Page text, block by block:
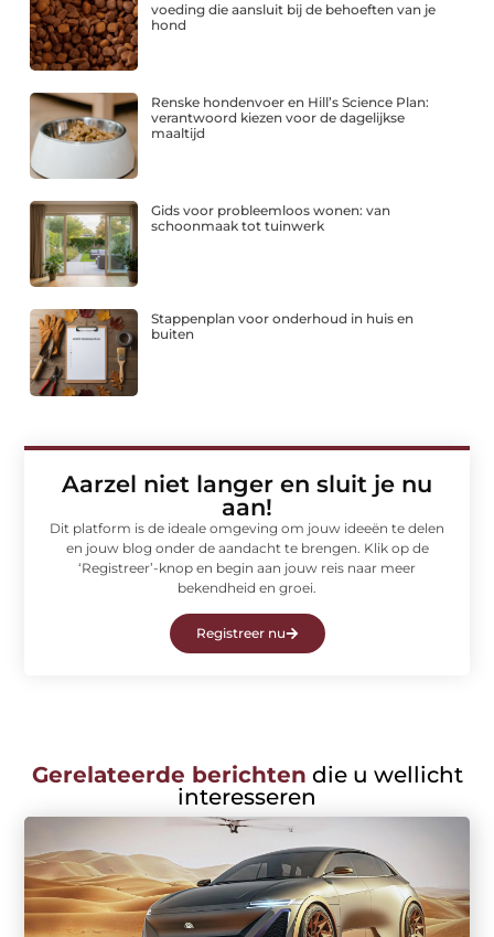
voeding die aansluit bij de behoeften van je
hond
Renske hondenvoer en Hill’s Science Plan:
verantwoord kiezen voor de dagelijkse
maaltijd
Gids voor probleemloos wonen: van
schoonmaak tot tuinwerk
Stappenplan voor onderhoud in huis en
buiten
Aarzel niet langer en sluit je nu
aan!
Dit platform is de ideale omgeving om jouw ideeën te delen
en jouw blog onder de aandacht te brengen. Klik op de
‘Registreer’-knop en begin aan jouw reis naar meer
bekendheid en groei.
Registreer nu
Gerelateerde berichten die u wellicht
interesseren